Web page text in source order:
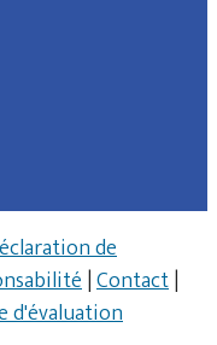
de
|Contact|
d'évaluation